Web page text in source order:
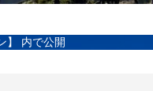
内で公開